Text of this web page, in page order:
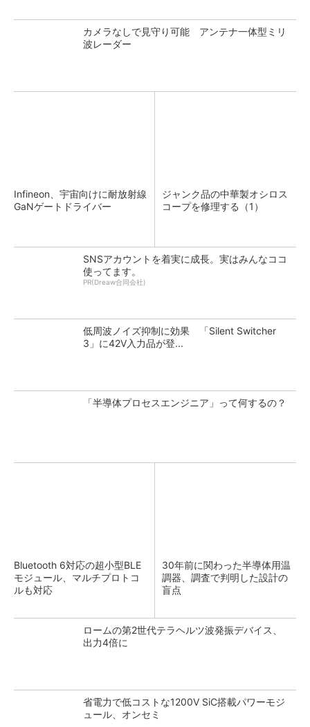
カメラなしで見守り可能 アンテナ一体型ミリ
波レーダー
Infineon、宇宙向けに耐放射線
GaNゲートドライバー
ジャンク品の中華製オシロス
コープを修理する（1）
SNSアカウントを着実に成長。実はみんなココ
使ってます。
PR(Dreaw合同会社)
低周波ノイズ抑制に効果 「Silent Switcher
3」に42V入力品が登...
「半導体プロセスエンジニア」って何するの？
Bluetooth 6対応の超小型BLE
モジュール、マルチプロトコ
ルも対応
30年前に関わった半導体用温
調器、調査で判明した設計の
盲点
ロームの第2世代テラヘルツ波発振デバイス、
出力4倍に
省電力で低コストな1200V SiC搭載パワーモジ
ュール、オンセミ